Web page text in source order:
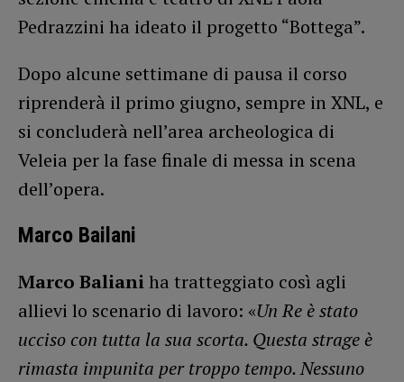
Pedrazzini ha ideato il progetto “Bottega”.
Dopo alcune settimane di pausa il corso
riprenderà il primo giugno, sempre in XNL, e
si concluderà nell’area archeologica di
Veleia per la fase finale di messa in scena
dell’opera.
Marco Bailani
Marco Balianiha tratteggiato così agli
allievi lo scenario di lavoro: «Un Re è stato
ucciso con tutta la sua scorta. Questa strage è
rimasta impunita per troppo tempo. Nessuno